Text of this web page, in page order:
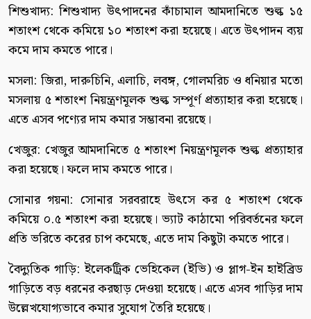
শিশুখাদ্য: শিশুখাদ্য উৎপাদনের কাঁচামাল আমদানিতে শুল্ক ১৫
শতাংশ থেকে কমিয়ে ১০ শতাংশ করা হয়েছে। এতে উৎপাদন ব্যয়
কমে দাম কমতে পারে।
মসলা: জিরা, দারুচিনি, এলাচি, লবঙ্গ, গোলমরিচ ও ধনিয়ার মতো
মসলায় ৫ শতাংশ নিয়ন্ত্রণমূলক শুল্ক সম্পূর্ণ প্রত্যাহার করা হয়েছে।
এতে এসব পণ্যের দাম কমার সম্ভাবনা রয়েছে।
খেজুর: খেজুর আমদানিতে ৫ শতাংশ নিয়ন্ত্রণমূলক শুল্ক প্রত্যাহার
করা হয়েছে। ফলে দাম কমতে পারে।
সোনার গয়না: সোনার সরবরাহে উৎসে কর ৫ শতাংশ থেকে
কমিয়ে ০.৫ শতাংশ করা হয়েছে। ভ্যাট কাঠামো পরিবর্তনের ফলে
প্রতি ভরিতে করের চাপ কমেছে, এতে দাম কিছুটা কমতে পারে।
বৈদ্যুতিক গাড়ি: ইলেকট্রিক ভেহিকেল (ইভি) ও প্লাগ-ইন হাইব্রিড
গাড়িতে বড় ধরনের করছাড় দেওয়া হয়েছে। এতে এসব গাড়ির দাম
উল্লেখযোগ্যভাবে কমার সুযোগ তৈরি হয়েছে।